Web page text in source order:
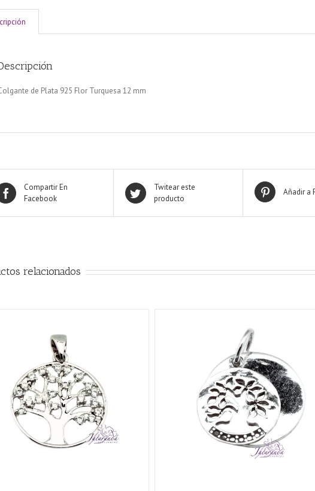
de Plata 925 Flor Turquesa 12 mm
Compartir En
Facebook
Twitear este
producto
Añadir a
relacionados
AÑADIR AL CARRITO / QUICK VIEW AÑADIR AL CARRITO / QUICK VIEW